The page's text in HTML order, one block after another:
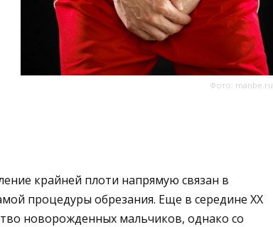
Фото: manbe.ru
крайней плоти напрямую связан в
процедуры обрезания. Еще в середине XX
новорожденных мальчиков, однако со